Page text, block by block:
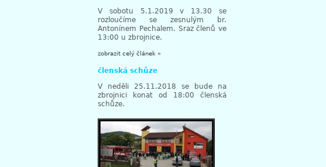
V sobotu 5.1.2019 v 13.30 se
rozloučíme se zesnulým br.
Antonínem Pechalem. Sraz členů ve
13:00 u zbrojnice.
zobrazit celý článek »
členská schůze
V neděli 25.11.2018 se bude na
zbrojnici konat od 18:00 členská
schůze.